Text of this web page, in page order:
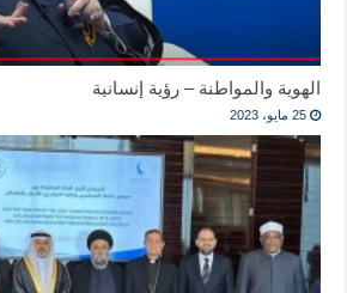
الهوية والمواطنة – رؤية إنسانية
25 مايو، 2023